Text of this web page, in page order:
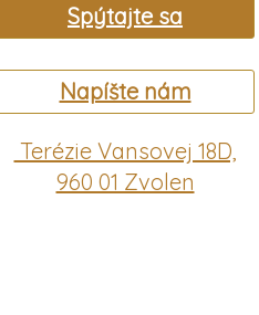
Spýtajte sa
Napíšte nám
Terézie Vansovej 18D,
960 01 Zvolen